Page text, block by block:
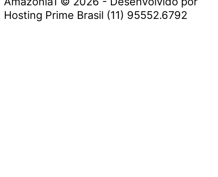
Hosting Prime Brasil (11) 95552.6792